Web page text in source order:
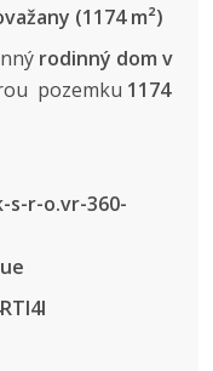
(1174 m²)
rodinný dom v
pozemku 1174
s-r-o.vr-360-